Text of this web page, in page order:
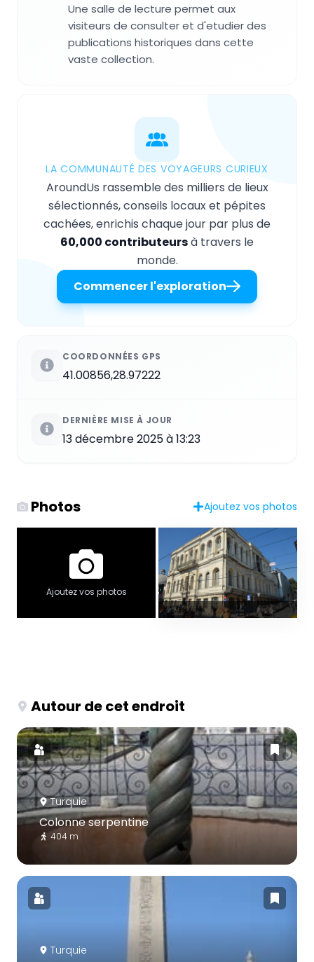
Une salle de lecture permet aux
visiteurs de consulter et d'etudier des
publications historiques dans cette
vaste collection.
LA COMMUNAUTÉ DES VOYAGEURS CURIEUX
AroundUs rassemble des milliers de lieux
sélectionnés, conseils locaux et pépites
cachées, enrichis chaque jour par plus de
60,000 contributeursà travers le
monde.
Commencer l'exploration
COORDONNÉES GPS
41.00856,28.97222
DERNIÈRE MISE À JOUR
13 décembre 2025 à 13:23
Photos Ajoutez vos photos
Ajoutez vos photos
Autour de cet endroit
Turquie
Colonne serpentine
404 m
Turquie